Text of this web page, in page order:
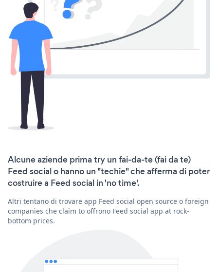
Alcune aziende prima try un fai-da-te (fai da te)
Feed social o hanno un "techie" che afferma di poter
costruire a Feed social in 'no time'.
Altri tentano di trovare app Feed social open source o foreign
companies che claim to offrono Feed social app at rock-
bottom prices.